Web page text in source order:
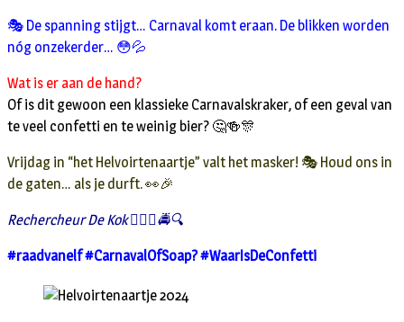
🎭 De spanning stijgt… Carnaval komt eraan. De blikken worden
nóg onzekerder… 😳💦
Wat is er aan de hand?
Of is dit gewoon een klassieke Carnavalskraker, of een geval van
te veel confetti en te weinig bier? 🤔🍻🎊
Vrijdag in “het Helvoirtenaartje” valt het masker! 🎭 Houd ons in
de gaten… als je durft. 👀🎉
Rechercheur De Kok 👮🏻‍♂🚔🔍
#raadvanelf #CarnavalOfSoap? #WaarIsDeConfetti